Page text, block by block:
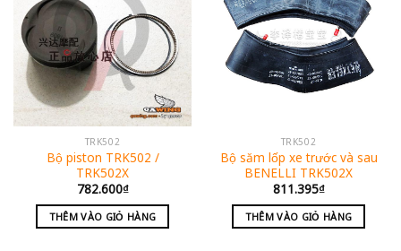
TRK502
Bộ piston TRK502 /
TRK502X
782.600₫
THÊM VÀO GIỎ HÀNG
TRK502
Bộ săm lốp xe trước và sau
BENELLI TRK502X
811.395₫
THÊM VÀO GIỎ HÀNG